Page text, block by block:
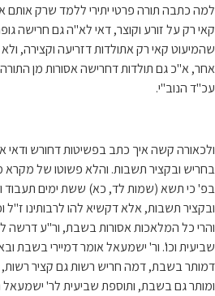
למה כתבה תורה פרטי יתירי ללמד שרק אותם
קאי רק על זורע וקוצר, דאי לא"ה גם חרישה
שהמיעוט קאי רק אתולדות דזריעה וקצירה,
אחר, א"כ גם תולדות דחרישה אסורות מן
עכ"ד הנוב"י.
ולכאורה קשה איך כתב בפשיטות דחורש
בחריש ובקציר תשבות. והלא פשוטו של מקרא
בפ' כי תשא (שמות לד, כא) ששת ימים תעבוד
ובקציר תשבות, אלא דקשיא להו לרבותינו ז"ל
והרי כל המלאכות אסורות בשבת, ור"ע דרשה
שביעית וכו'. ור' ישמעאל אומר דמיירי בשבת
דמותר בשבת, דמה חריש רשות גם קציר
ומותר גם בשבת, ותוספת שביעית לר'